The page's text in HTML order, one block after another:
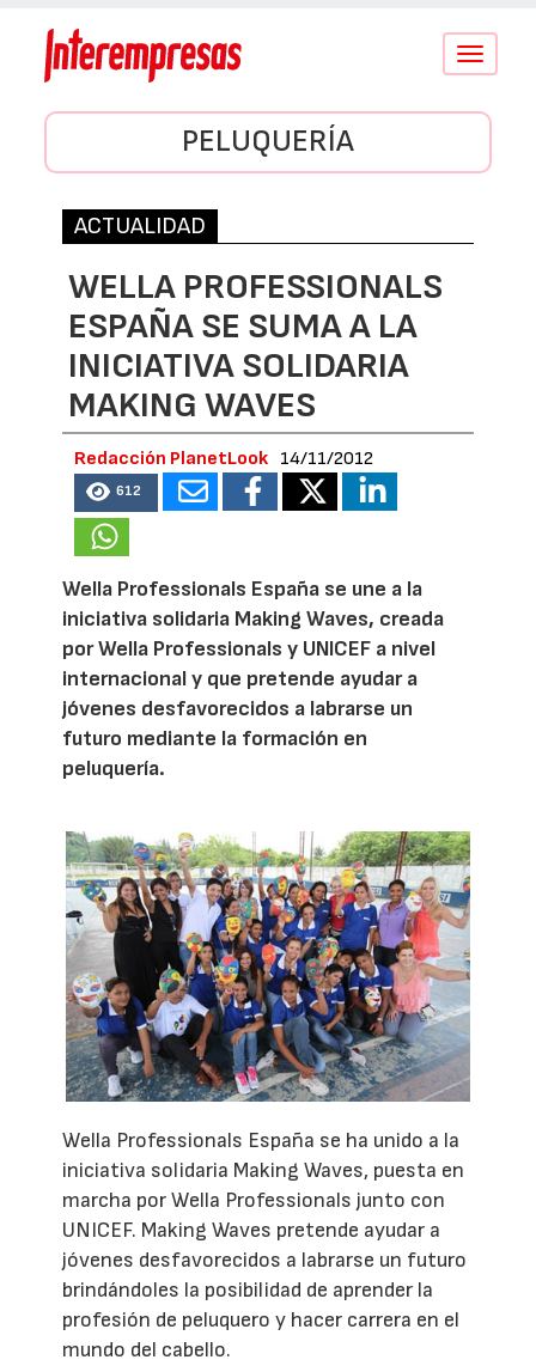
Conmutar
PELUQUERÍA
ACTUALIDAD
WELLA PROFESSIONALS
ESPAÑA SE SUMA A LA
INICIATIVA SOLIDARIA
MAKING WAVES
Redacción PlanetLook 14/11/2012
612
Wella Professionals España se une a la
iniciativa solidaria Making Waves, creada
por Wella Professionals y UNICEF a nivel
internacional y que pretende ayudar a
jóvenes desfavorecidos a labrarse un
futuro mediante la formación en
peluquería.
Wella Professionals España se ha unido a la
iniciativa solidaria Making Waves, puesta en
marcha por Wella Professionals junto con
UNICEF. Making Waves pretende ayudar a
jóvenes desfavorecidos a labrarse un futuro
brindándoles la posibilidad de aprender la
profesión de peluquero y hacer carrera en el
mundo del cabello.